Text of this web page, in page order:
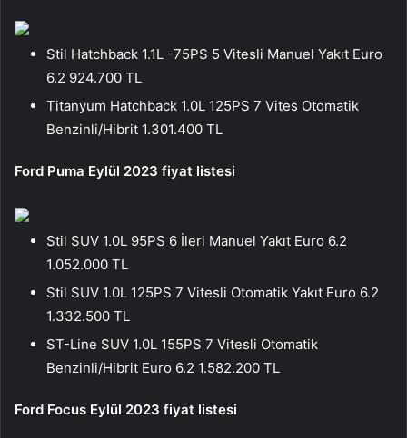
Stil Hatchback 1.1L -75PS 5 Vitesli Manuel Yakıt Euro
6.2 924.700 TL
Titanyum Hatchback 1.0L 125PS 7 Vites Otomatik
Benzinli/Hibrit 1.301.400 TL
Ford Puma Eylül 2023 fiyat listesi
Stil SUV 1.0L 95PS 6 İleri Manuel Yakıt Euro 6.2
1.052.000 TL
Stil SUV 1.0L 125PS 7 Vitesli Otomatik Yakıt Euro 6.2
1.332.500 TL
ST-Line SUV 1.0L 155PS 7 Vitesli Otomatik
Benzinli/Hibrit Euro 6.2 1.582.200 TL
Ford Focus Eylül 2023 fiyat listesi